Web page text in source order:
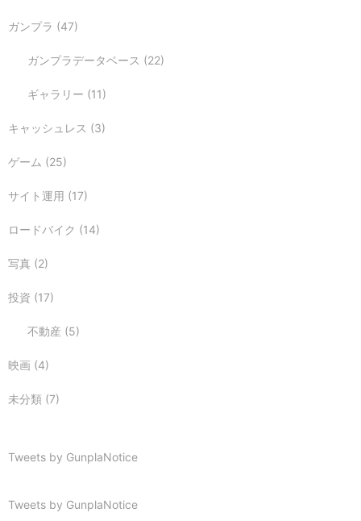
ガンプラ (47)
ガンプラデータベース (22)
ギャラリー (11)
キャッシュレス (3)
ゲーム (25)
サイト運用 (17)
ロードバイク (14)
写真 (2)
投資 (17)
不動産 (5)
映画 (4)
未分類 (7)
Tweets by GunplaNotice
Tweets by GunplaNotice